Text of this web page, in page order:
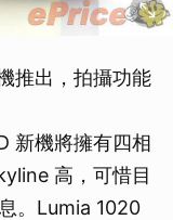
推出，拍攝功能
新機將擁有四相
高，可惜目
。Lumia 1020